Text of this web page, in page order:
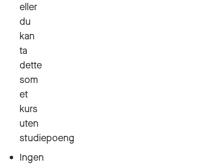
eller
du
kan
ta
dette
som
et
kurs
uten
studiepoeng
Ingen